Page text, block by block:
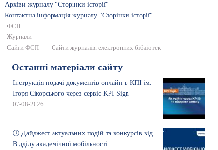
Архіви журналу "Сторінки історії"
Контактна інформація журналу "Сторінки історії"
ФСП
Журнали
Сайти ФСП
Сайти журналів, електронних бібліотек
Останні матеріали сайту
Інструкція подачі документів онлайн в КПІ ім.
Ігоря Сікорського через сервіс KPI Sign
07-08-2026
🕔 Дайджест актуальних подій та конкурсів від
Відділу академічної мобільності